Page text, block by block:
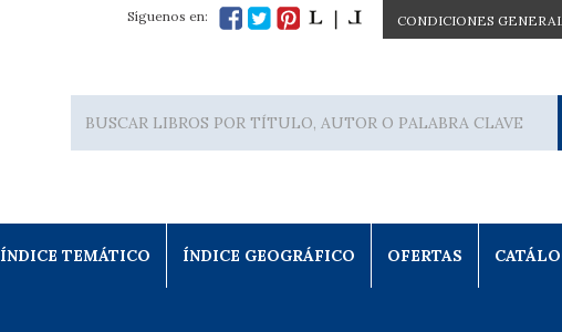
CONDICIONES
Síguenos en:
ÍNDICE TEMÁTICO ÍNDICE GEOGRÁFICO OFERTAS